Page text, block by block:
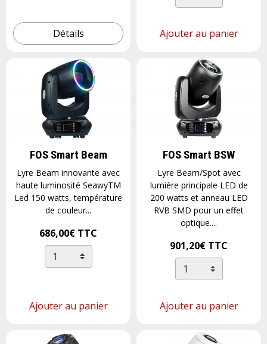
Détails Ajouter au panier
FOS Smart Beam
Lyre Beam innovante avec
haute luminosité SeawyTM
Led 150 watts, température
de couleur...
686,00€ TTC
Ajouter au panier
FOS Smart BSW
Lyre Beam/Spot avec
lumière principale LED de
200 watts et anneau LED
RVB SMD pour un effet
optique....
901,20€ TTC
Ajouter au panier